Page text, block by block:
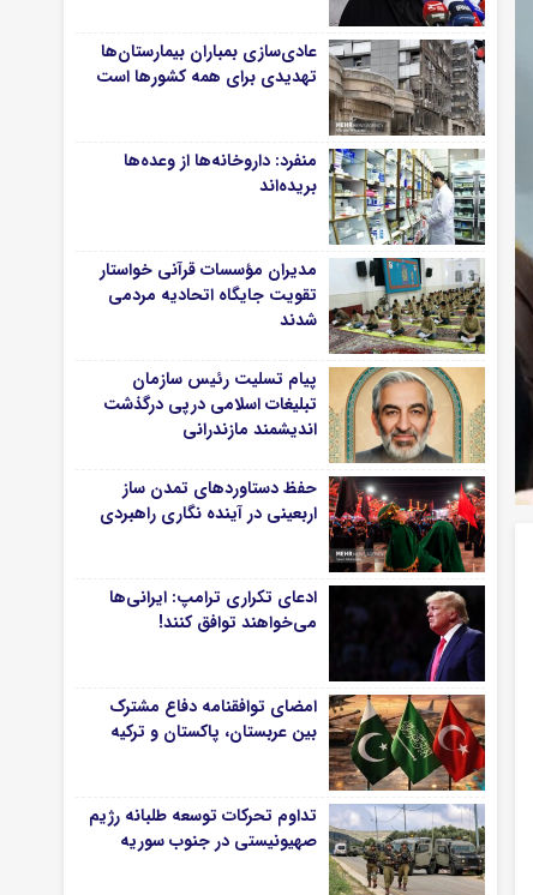
عادی‌سازی بمباران بیمارستان‌ها
تهدیدی برای همه کشورها است
منفرد: داروخانه‌ها از وعده‌ها
بریده‌اند
مدیران مؤسسات قرآنی خواستار
تقویت جایگاه اتحادیه‌ مردمی
شدند
پیام تسلیت رئیس سازمان
تبلیغات اسلامی درپی درگذشت
اندیشمند مازندرانی
حفظ دستاوردهای تمدن ساز
اربعینی در آینده نگاری راهبردی
ادعای تکراری ترامپ: ایرانی‌ها
می‌خواهند توافق کنند!
امضای توافقنامه دفاع مشترک
بین عربستان، پاکستان و ترکیه
تداوم تحرکات توسعه طلبانه رژیم
صهیونیستی در جنوب سوریه